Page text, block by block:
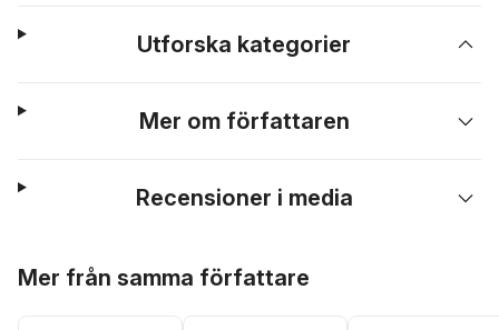
Utforska kategorier
Mer om författaren
Recensioner i media
Mer från samma författare